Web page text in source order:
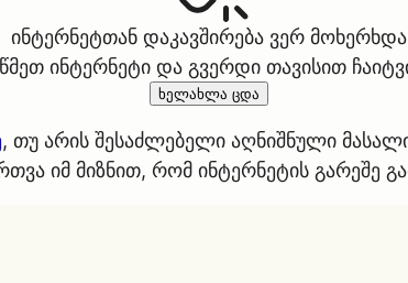
ინტერნეტთან დაკავშირება ვერ მოხერხდა
ინტერნეტი და გვერდი თავისით
ხელახლა ცდა
, თუ არის შესაძლებელი აღნიშნული
იმ მიზნით, რომ ინტერნეტის გარეშე